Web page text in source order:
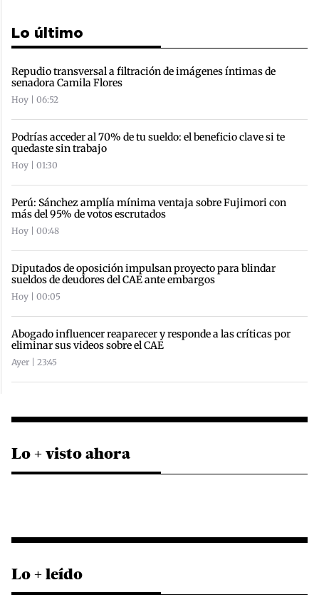
Lo último
Repudio transversal a filtración de imágenes íntimas de
senadora Camila Flores
Hoy | 06:52
Podrías acceder al 70% de tu sueldo: el beneficio clave si te
quedaste sin trabajo
Hoy | 01:30
Perú: Sánchez amplía mínima ventaja sobre Fujimori con
más del 95% de votos escrutados
Hoy | 00:48
Diputados de oposición impulsan proyecto para blindar
sueldos de deudores del CAE ante embargos
Hoy | 00:05
Abogado influencer reaparecer y responde a las críticas por
eliminar sus videos sobre el CAE
Ayer | 23:45
Lo + visto ahora
Lo + leído